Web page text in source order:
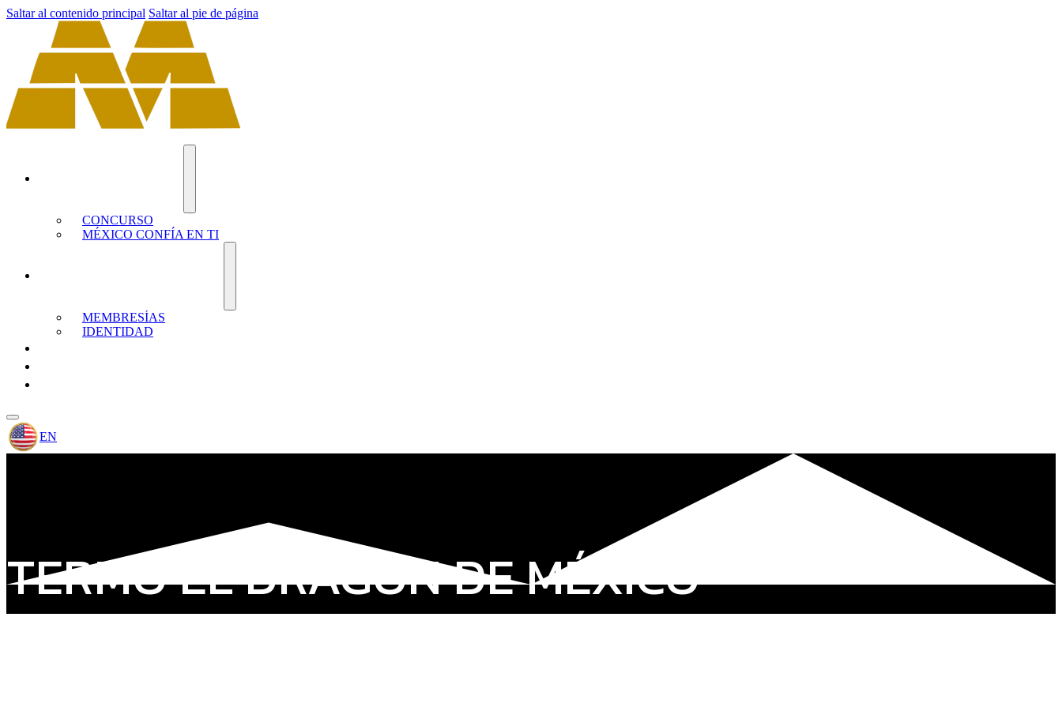
Saltar al contenido principal Saltar al pie de página
CONCURSO
MÉXICO CONFÍA EN TI
MEMBRESÍAS
IDENTIDAD
EN
TERMO EL DRAGON DE MÉXICO